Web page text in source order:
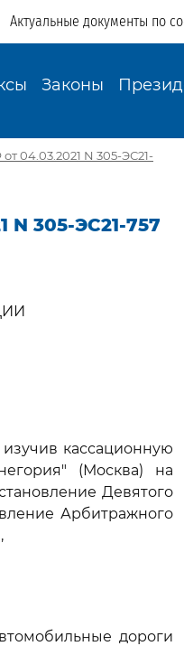
Актуальные документы по
Законы
04.03.2021 N 305-ЭС21-
305-ЭС21-757
кассационную
(Москва) на
Девятого
Арбитражного
дороги